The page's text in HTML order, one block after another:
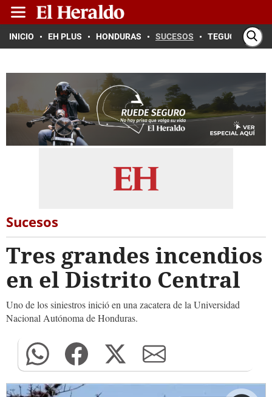
INICIO EH PLUS HONDURAS SUCESOS TEGUCIGALPA
Sucesos
Tres grandes incendios
en el Distrito Central
Uno de los siniestros inició en una zacatera de la Universidad
Nacional Autónoma de Honduras.